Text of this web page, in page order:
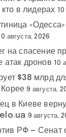
в лидерах
10 августа, 2026
на спасение
дронов
10
$38 млрд
9 августа,
в Киеве
9 августа,
РФ — Сенат